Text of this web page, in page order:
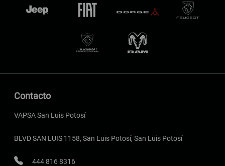
Contacto
VAPSA San Luis Potosí
BLVD SAN LUIS 1158, San Luis Potosí, San Luis Potosí
444 816 8316